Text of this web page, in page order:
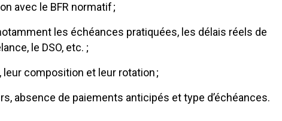
avec le BFR normatif ;
les échéances pratiquées, les délais réels de
le DSO, etc. ;
composition et leur rotation ;
absence de paiements anticipés et type d’échéances.